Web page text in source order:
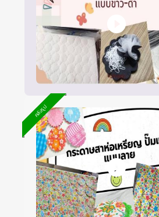
คลังรูป